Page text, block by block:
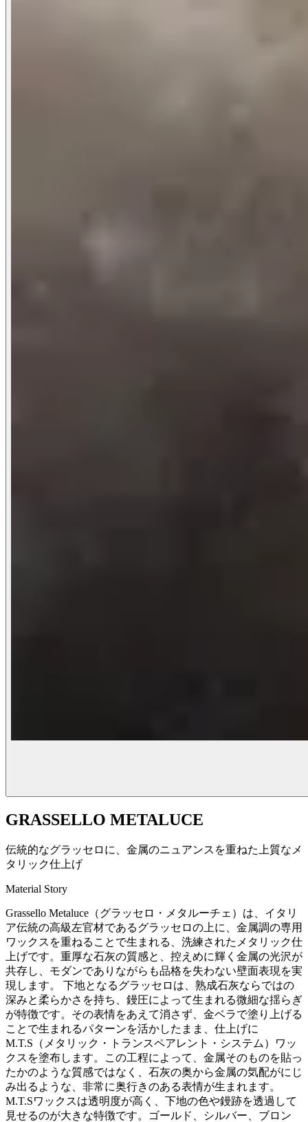
GRASSELLO METALUCE
伝統的なグラッセロに、金属のニュアンスを重ねた上質なメ
タリック仕上げ
Material Story
Grassello Metaluce（グラッセロ・メタルーチェ）は、イタリ
ア伝統の高級左官材であるグラッセロの上に、金属調の専用
ワックスを重ねることで生まれる、洗練されたメタリック仕
上げです。重厚な石灰の質感と、控えめに輝く金属の光沢が
共存し、モダンでありながらも品格を失わない壁面表現を実
現します。 下地となるグラッセロは、熟成石灰ならではの
深みと柔らかさを持ち、鏝圧によって生まれる微細な揺らぎ
が特徴です。その表情をあえて消さず、金ベラで塗り上げる
ことで生まれるパターンを活かしたまま、仕上げに
M.T.S（メタリック・トランスペアレント・システム）ワッ
クスを塗布します。この工程によって、金属そのものを貼っ
たかのような質感ではなく、石灰の奥から金属の気配がにじ
み出るような、非常に奥行きのある表情が生まれます。
M.T.Sワックスは透明度が高く、下地の色や鏝跡を透過して
見せるのが大きな特徴です。ゴールド、シルバー、ブロン